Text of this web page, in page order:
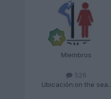
Miembros
526
Ubicación:on the sea..